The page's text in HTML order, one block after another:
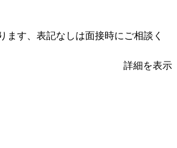
ます、表記なしは面接時にご相談く
詳細を表示